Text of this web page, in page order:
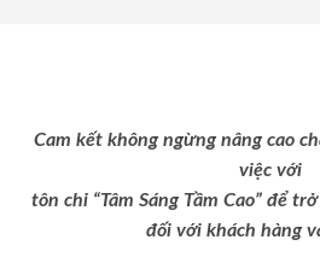
Cam kết không ngừng nâng cao
việc với
tôn chỉ “Tâm Sáng Tầm Cao” để
đối với khách hàng